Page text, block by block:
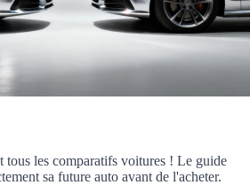
tous les comparatifs voitures ! Le guide
sa future auto avant de l'acheter.